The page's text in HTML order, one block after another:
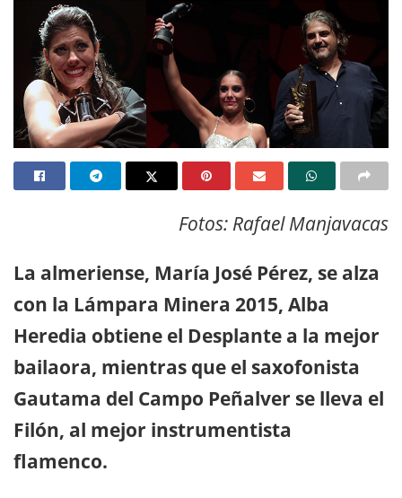
Fotos: Rafael Manjavacas
La almeriense, María José Pérez, se alza
con la Lámpara Minera 2015, Alba
Heredia obtiene el Desplante a la mejor
bailaora, mientras que el saxofonista
Gautama del Campo Peñalver se lleva el
Filón, al mejor instrumentista
flamenco.